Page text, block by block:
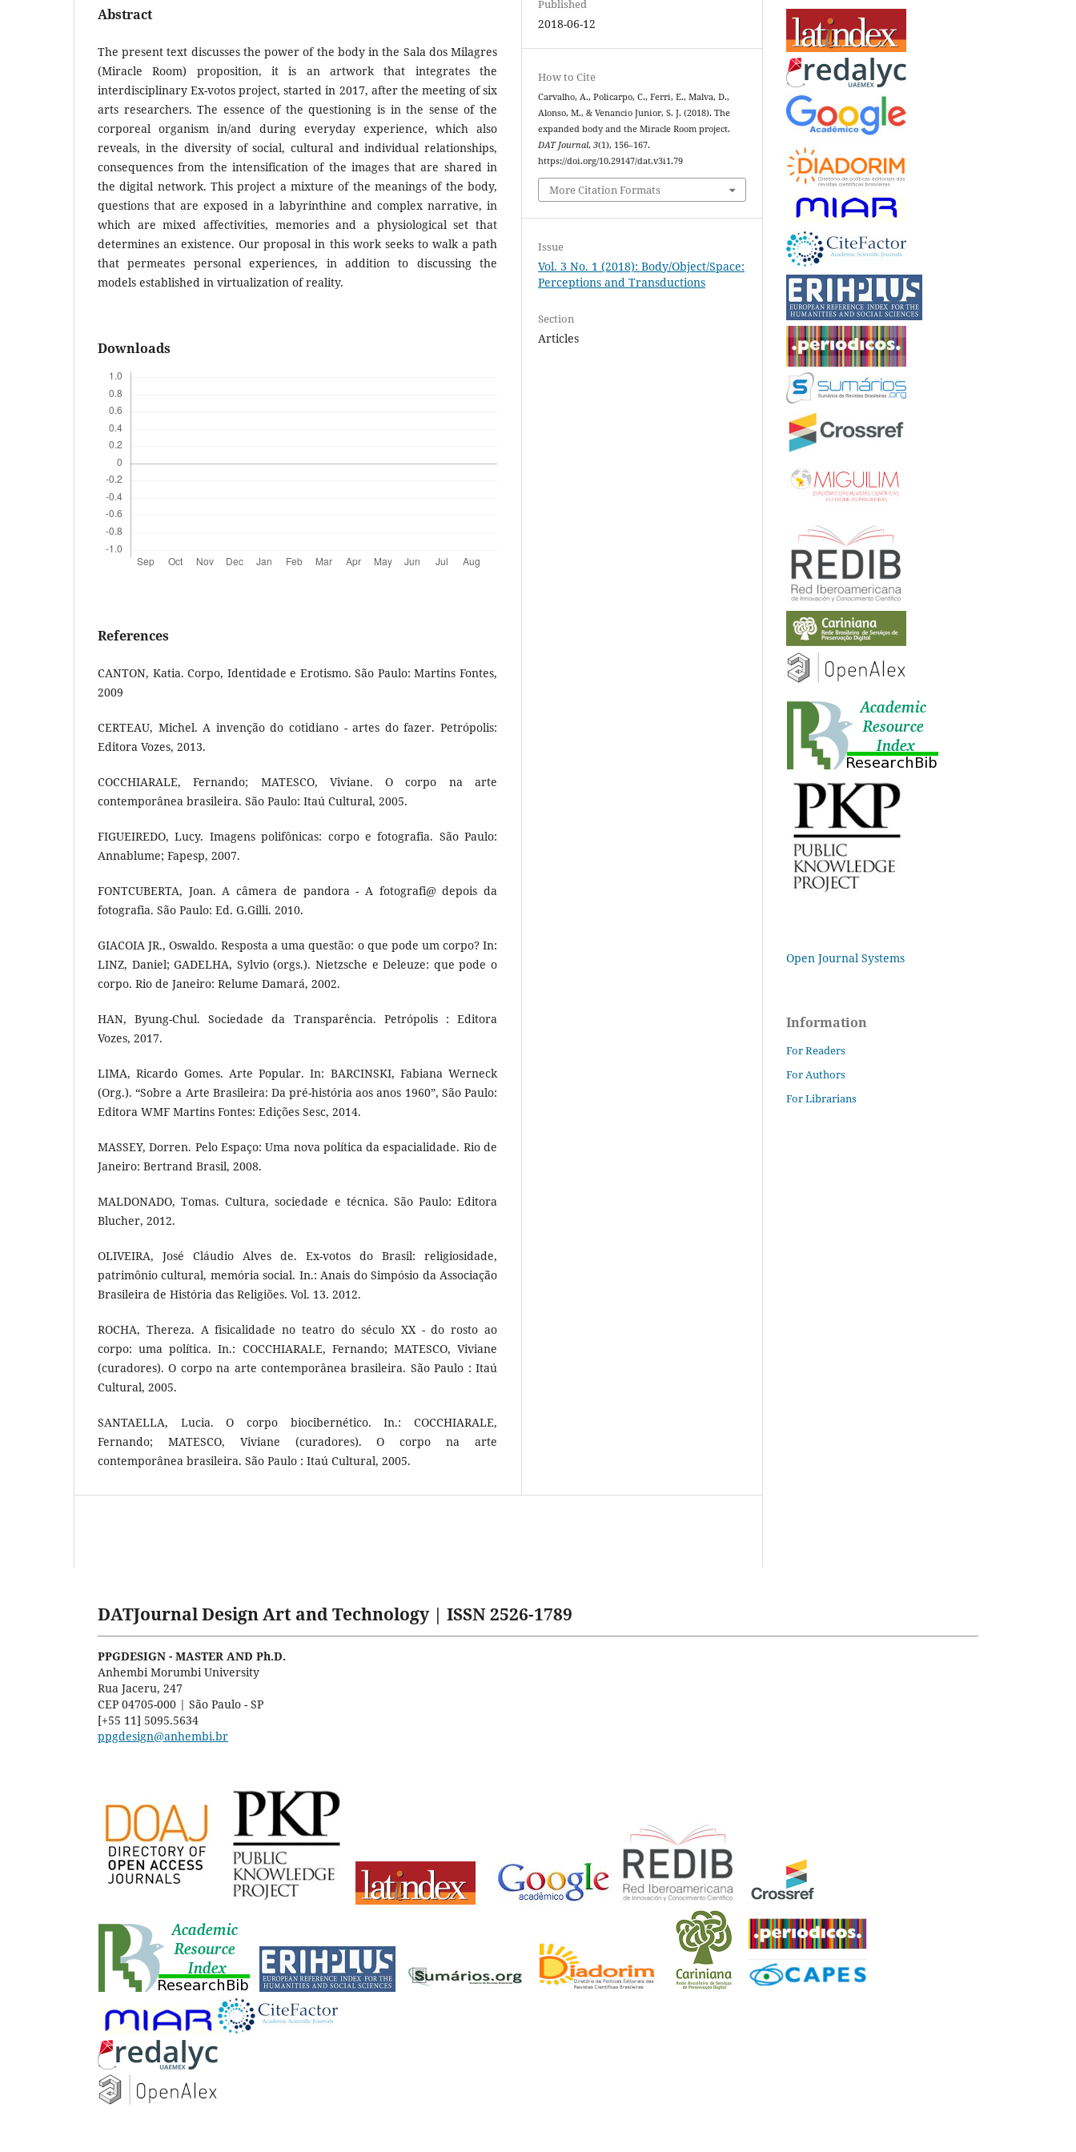
Abstract
The present text discusses the power of the body in the Sala dos Milagres
(Miracle Room) proposition, it is an artwork that integrates the
interdisciplinary Ex-votos project, started in 2017, after the meeting of six
arts researchers. The essence of the questioning is in the sense of the
corporeal organism in/and during everyday experience, which also
reveals, in the diversity of social, cultural and individual relationships,
consequences from the intensification of the images that are shared in
the digital network. This project a mixture of the meanings of the body,
questions that are exposed in a labyrinthine and complex narrative, in
which are mixed affectivities, memories and a physiological set that
determines an existence. Our proposal in this work seeks to walk a path
that permeates personal experiences, in addition to discussing the
models established in virtualization of reality.
Downloads
References
CANTON, Katia. Corpo, Identidade e Erotismo. São Paulo: Martins Fontes,
2009
CERTEAU, Michel. A invenção do cotidiano - artes do fazer. Petrópolis:
Editora Vozes, 2013.
COCCHIARALE, Fernando; MATESCO, Viviane. O corpo na arte
contemporânea brasileira. São Paulo: Itaú Cultural, 2005.
FIGUEIREDO, Lucy. Imagens polifônicas: corpo e fotografia. São Paulo:
Annablume; Fapesp, 2007.
FONTCUBERTA, Joan. A câmera de pandora - A fotografi@ depois da
fotografia. São Paulo: Ed. G.Gilli. 2010.
GIACOIA JR., Oswaldo. Resposta a uma questão: o que pode um corpo? In:
LINZ, Daniel; GADELHA, Sylvio (orgs.). Nietzsche e Deleuze: que pode o
corpo. Rio de Janeiro: Relume Damará, 2002.
HAN, Byung-Chul. Sociedade da Transparência. Petrópolis : Editora
Vozes, 2017.
LIMA, Ricardo Gomes. Arte Popular. In: BARCINSKI, Fabiana Werneck
(Org.). “Sobre a Arte Brasileira: Da pré-história aos anos 1960”, São Paulo:
Editora WMF Martins Fontes: Edições Sesc, 2014.
MASSEY, Dorren. Pelo Espaço: Uma nova política da espacialidade. Rio de
Janeiro: Bertrand Brasil, 2008.
MALDONADO, Tomas. Cultura, sociedade e técnica. São Paulo: Editora
Blucher, 2012.
OLIVEIRA, José Cláudio Alves de. Ex-votos do Brasil: religiosidade,
patrimônio cultural, memória social. In.: Anais do Simpósio da Associação
Brasileira de História das Religiões. Vol. 13. 2012.
ROCHA, Thereza. A fisicalidade no teatro do século XX - do rosto ao
corpo: uma política. In.: COCCHIARALE, Fernando; MATESCO, Viviane
(curadores). O corpo na arte contemporânea brasileira. São Paulo : Itaú
Cultural, 2005.
SANTAELLA, Lucia. O corpo biocibernético. In.: COCCHIARALE,
Fernando; MATESCO, Viviane (curadores). O corpo na arte
contemporânea brasileira. São Paulo : Itaú Cultural, 2005.
Published
2018-06-12
How to Cite
Carvalho, A., Policarpo, C., Ferri, E., Malva, D.,
Alonso, M., & Venancio Junior, S. J. (2018). The
expanded body and the Miracle Room project.
DAT Journal,3(1), 156–167.
https://doi.org/10.29147/dat.v3i1.79
More Citation Formats
Issue
Vol. 3 No. 1 (2018): Body/Object/Space:
Perceptions and Transductions
Section
Articles
Open Journal Systems
Information
For Readers
For Authors
For Librarians
DATJournal Design Art and Technology | ISSN 2526-1789
PPGDESIGN - MASTER AND Ph.D.
Anhembi Morumbi University
Rua Jaceru, 247
CEP 04705-000 | São Paulo - SP
[+55 11] 5095.5634
ppgdesign@anhembi.br